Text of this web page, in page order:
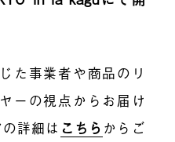
た事業者や商品のリ
ーの視点からお届け
詳細は こちら からご